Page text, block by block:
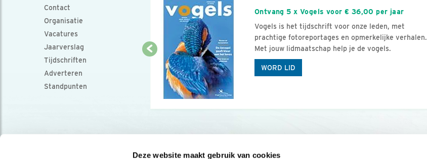
Deze website maakt gebruik van cookies
Contact
Organisatie
Vacatures
Jaarverslag
Tijdschriften
Adverteren
Standpunten
Ontvang 5 x Vogels voor € 36,00 per jaar
Vogels is het tijdschrift voor onze leden, met
prachtige fotoreportages en opmerkelijke verhalen.
Met jouw lidmaatschap help je de vogels.
WORD LID